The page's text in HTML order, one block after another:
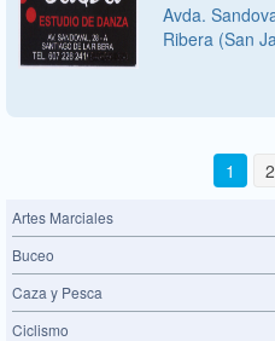
Avda.
Ribera (San
1 2
Artes Marciales
Buceo
Caza y Pesca
Ciclismo